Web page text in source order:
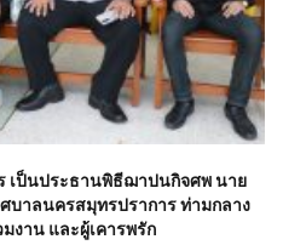
เป็นประธานพิธีฌาปนกิจศพ นาย
บาลนครสมุทรปราการ ท่ามกลาง
งาน และผู้เคารพรัก